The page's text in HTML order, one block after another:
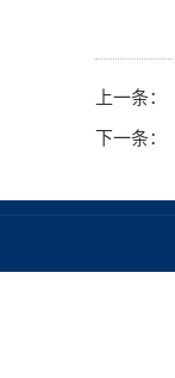
上一条：
下一条：